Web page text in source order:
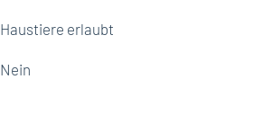
Haustiere erlaubt
Nein